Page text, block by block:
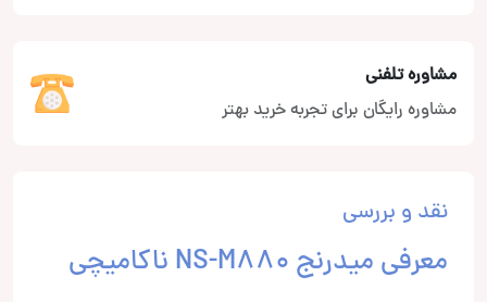
مشاوره تلفنی
مشاوره رایگان برای تجربه خرید بهتر
نقد و بررسی
معرفی میدرنج NS-M880 ناکامیچی